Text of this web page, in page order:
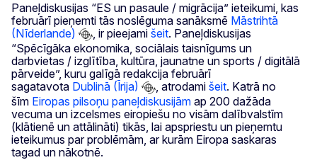
Paneļdiskusijas “ES un pasaule / migrācija” ieteikumi, kas
februārī pieņemti tās noslēguma sanāksmē Māstrihtā
(Nīderlande)
, ir pieejami šeit. Paneļdiskusijas
“Spēcīgāka ekonomika, sociālais taisnīgums un
darbvietas / izglītība, kultūra, jaunatne un sports / digitālā
pārveide”, kuru galīgā redakcija februārī
sagatavota Dublinā (Īrija) , atrodami šeit. Katrā no
šīm Eiropas pilsoņu paneļdiskusijām ap 200 dažāda
vecuma un izcelsmes eiropiešu no visām dalībvalstīm
(klātienē un attālināti) tikās, lai apspriestu un pieņemtu
ieteikumus par problēmām, ar kurām Eiropa saskaras
tagad un nākotnē.